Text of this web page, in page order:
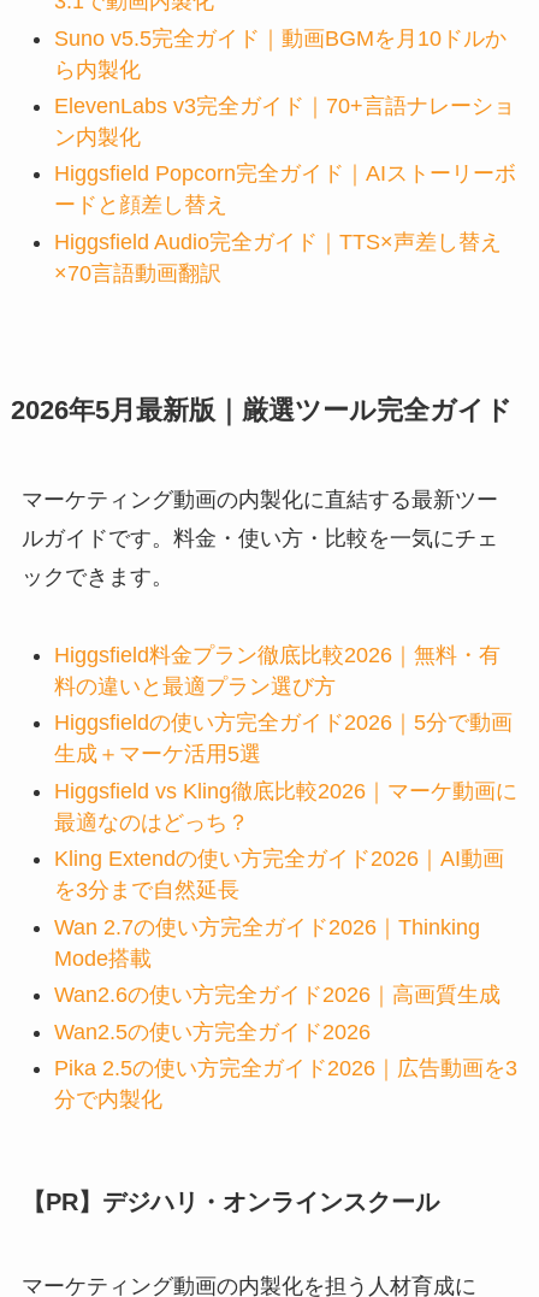
Suno v5.5完全ガイド｜動画BGMを月10ドルか
ら内製化
ElevenLabs v3完全ガイド｜70+言語ナレーショ
ン内製化
Higgsfield Popcorn完全ガイド｜AIストーリーボ
ードと顔差し替え
Higgsfield Audio完全ガイド｜TTS×声差し替え
×70言語動画翻訳
2026年5月最新版｜厳選ツール完全ガイド
マーケティング動画の内製化に直結する最新ツー
ルガイドです。料金・使い方・比較を一気にチェ
ックできます。
Higgsfield料金プラン徹底比較2026｜無料・有
料の違いと最適プラン選び方
Higgsfieldの使い方完全ガイド2026｜5分で動画
生成＋マーケ活用5選
Higgsfield vs Kling徹底比較2026｜マーケ動画に
最適なのはどっち？
Kling Extendの使い方完全ガイド2026｜AI動画
を3分まで自然延長
Wan 2.7の使い方完全ガイド2026｜Thinking
Mode搭載
Wan2.6の使い方完全ガイド2026｜高画質生成
Wan2.5の使い方完全ガイド2026
Pika 2.5の使い方完全ガイド2026｜広告動画を3
分で内製化
【PR】デジハリ・オンラインスクール
マーケティング動画の内製化を担う人材育成に